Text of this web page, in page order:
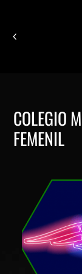
COLEGIO
FEMENIL